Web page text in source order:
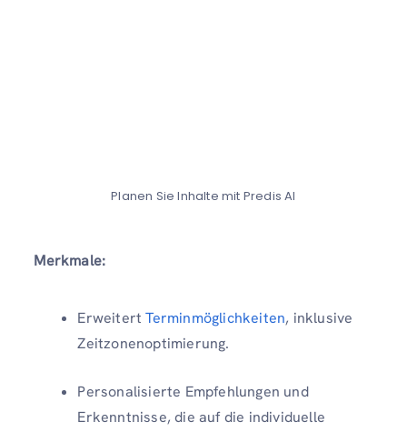
Planen Sie Inhalte mit Predis AI
Merkmale:
ErweitertTerminmöglichkeiten, inklusive
Zeitzonenoptimierung.
Personalisierte Empfehlungen und
Erkenntnisse, die auf die individuelle